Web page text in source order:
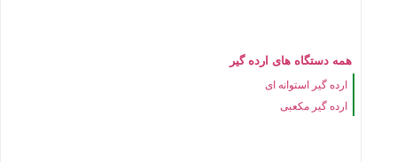
همه دستگاه های ارده گیر
ارده گیر استوانه ای
ارده گیر مکعبی